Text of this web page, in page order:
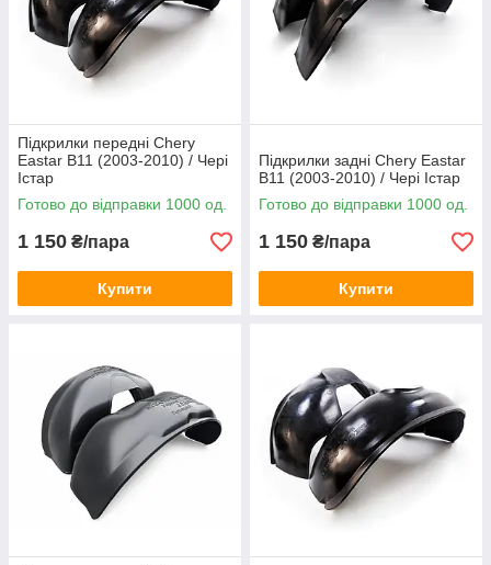
Підкрилки передні Chery
Eastar B11 (2003-2010) / Чері
Істар
Готово до відправки 1000 од.
1 150 ₴/пара
Купити
Підкрилки задні Chery Eastar
B11 (2003-2010) / Чері Істар
Готово до відправки 1000 од.
1 150 ₴/пара
Купити